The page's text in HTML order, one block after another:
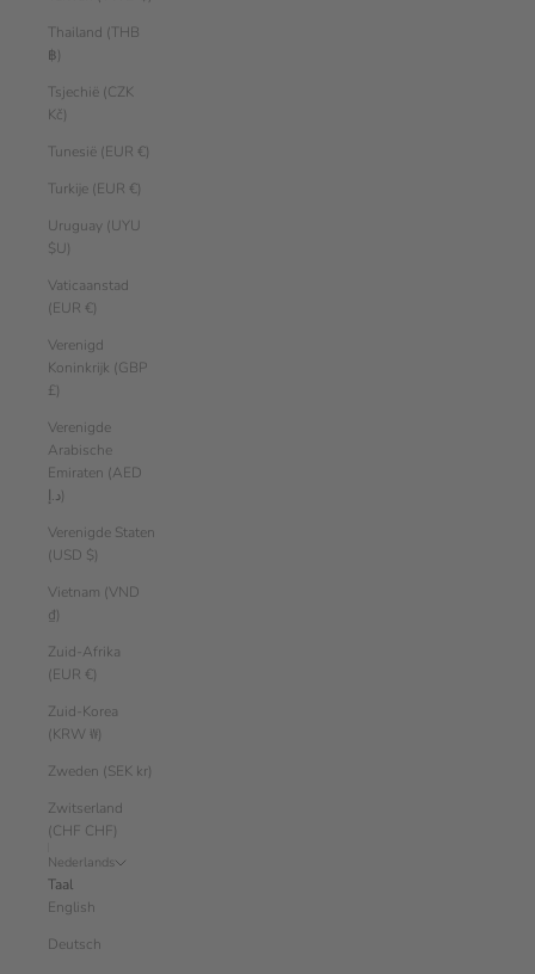
Thailand (THB
฿)
Tsjechië (CZK
Kč)
Tunesië (EUR €)
Turkije (EUR €)
Uruguay (UYU
$U)
Vaticaanstad
(EUR €)
Verenigd
Koninkrijk (GBP
£)
Verenigde
Arabische
Emiraten (AED
د.إ)
Verenigde Staten
(USD $)
Vietnam (VND
₫)
Zuid-Afrika
(EUR €)
Zuid-Korea
(KRW ₩)
Zweden (SEK kr)
Zwitserland
(CHF CHF)
Nederlands
Taal
English
Deutsch